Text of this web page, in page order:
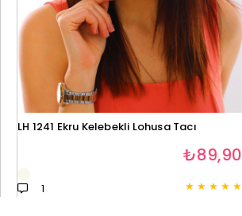
LH 1241 Ekru Kelebekli Lohusa Tacı
★ ★ ★ ★ ★
1
₺89,90